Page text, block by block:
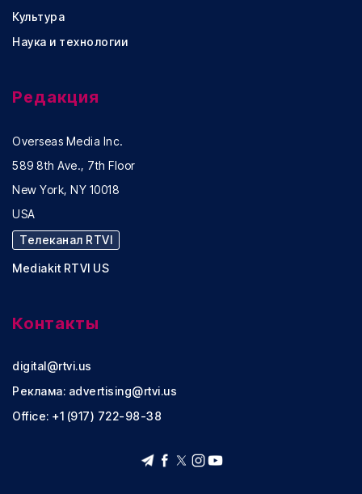
Культура
Наука и технологии
Редакция
Overseas Media Inc.
589 8th Ave., 7th Floor
New York, NY 10018
USA
Телеканал RTVI
Mediakit RTVI US
Контакты
digital@rtvi.us
Реклама: advertising@rtvi.us
Office: +1 (917) 722-98-38